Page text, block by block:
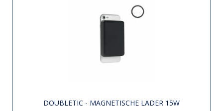
DOUBLETIC - MAGNETISCHE LADER 15W